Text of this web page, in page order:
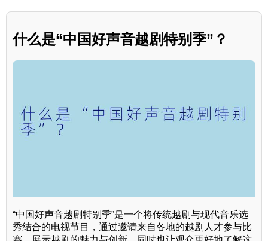
什么是“中国好声音越剧特别季”？
“中国好声音越剧特别季”是一个将传统越剧与现代音乐选
秀结合的电视节目，通过邀请来自各地的越剧人才参与比